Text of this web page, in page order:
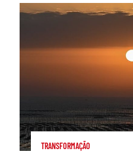
TRANSFORMAÇÃO